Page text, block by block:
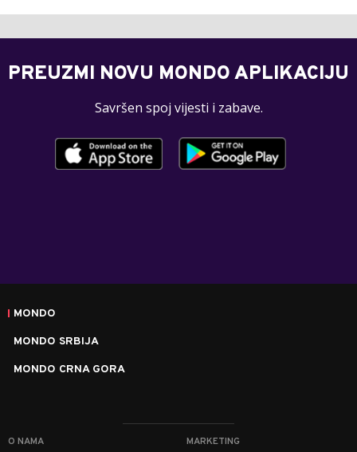
PREUZMI NOVU MONDO APLIKACIJU
Savršen spoj vijesti i zabave.
MONDO
MONDO SRBIJA
MONDO CRNA GORA
O NAMA MARKETING